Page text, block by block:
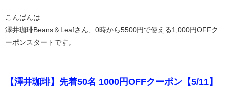
こんばんは
澤井珈琲Beans＆Leafさん、0時から5500円で使える1,000円OFFク
ーポンスタートです。
【澤井珈琲】先着50名 1000円OFFクーポン【5/11】